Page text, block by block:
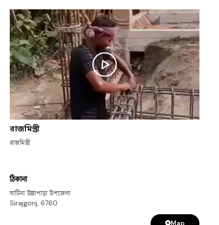
রাজমিস্ত্রী
রাজমিস্ত্রী
ঠিকানা
ঘাটিনা উল্লাপাড়া উপজেলা
Sirajgonj, 6760
Map